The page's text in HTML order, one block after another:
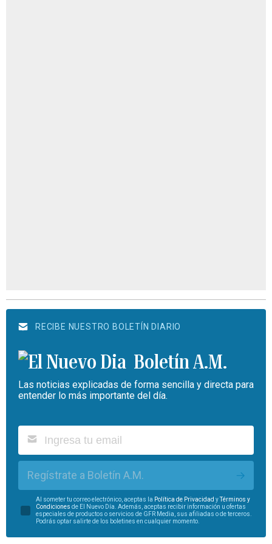
RECIBE NUESTRO BOLETÍN DIARIO
Boletín A.M.
Las noticias explicadas de forma sencilla y directa para
entender lo más importante del día.
Regístrate a Boletín A.M.
Al someter tu correo electrónico, aceptas la Política de Privacidad yTérminos y
Condiciones de El Nuevo Día. Además, aceptas recibir información u ofertas
especiales de productos o servicios de GFR Media, sus afiliadas o de terceros.
Podrás optar salirte de los boletines en cualquier momento.